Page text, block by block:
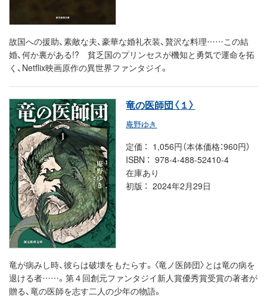
故国への援助、素敵な夫、豪華な婚礼衣装、贅沢な料理……この結
婚、何か裏がある!? 貧乏国のプリンセスが機知と勇気で運命を拓
く、Netflix映画原作の異世界ファンタジイ。
竜の医師団〈１〉
庵野ゆき
定価
1,056円（本体価格：960円）
ISBN
978-4-488-52410-4
在庫あり
初版
2024年2月29日
竜が病みし時、彼らは破壊をもたらす。〈竜ノ医師団〉とは竜の病を
退ける者……。第４回創元ファンタジイ新人賞優秀賞受賞の著者が
贈る、竜の医師を志す二人の少年の物語。